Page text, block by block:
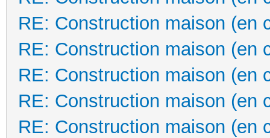
RE: Construction maison (en
RE: Construction maison (en
RE: Construction maison (en
RE: Construction maison (en
RE: Construction maison (en